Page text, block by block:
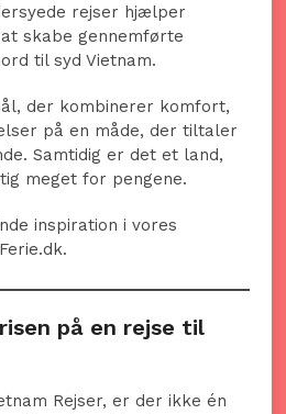
rejser hjælper
skabe gennemførte
til syd Vietnam.
der kombinerer komfort,
på en måde, der tiltaler
Samtidig er det et land,
meget for pengene.
inspiration i vores
på en rejse til
Rejser, er der ikke én